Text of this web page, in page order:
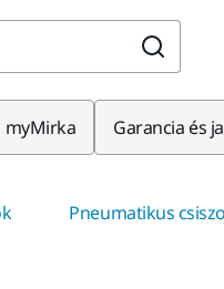
myMirka Garancia és
Pneumatikus